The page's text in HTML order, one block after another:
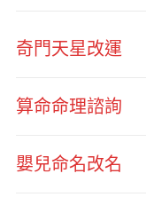
奇門天星改運
算命命理諮詢
嬰兒命名改名